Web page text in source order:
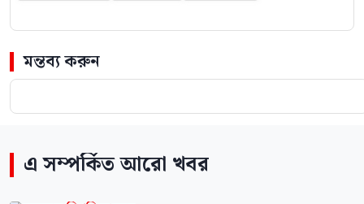
মন্তব্য করুন
এ সম্পর্কিত আরো খবর